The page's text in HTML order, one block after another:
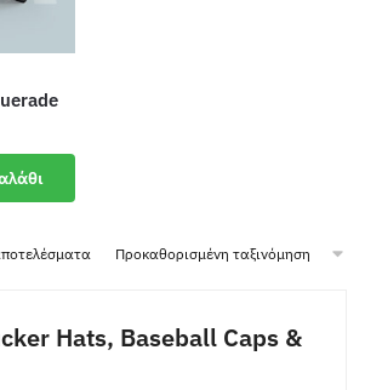
Hats, Baseball Caps &